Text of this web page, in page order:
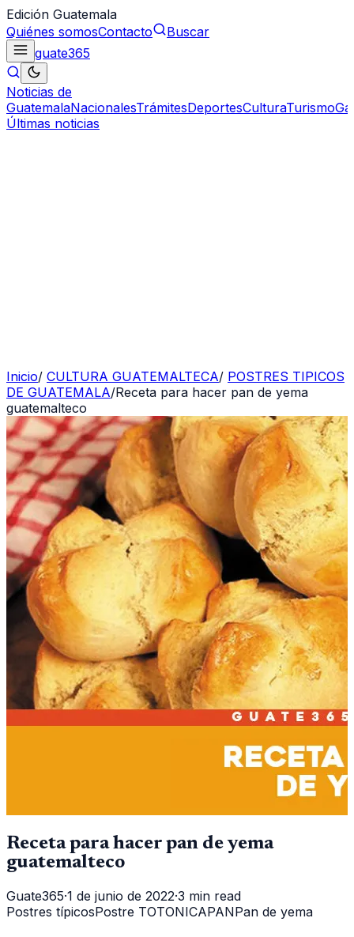
Edición Guatemala
Quiénes somosContacto
Buscar
guate365
Noticias de
GuatemalaNacionalesTrámitesDeportesCulturaTurismo
Últimas noticias
Inicio/ CULTURA GUATEMALTECA/ POSTRES TIPICOS
DE GUATEMALA/Receta para hacer pan de yema
guatemalteco
Receta para hacer pan de yema
guatemalteco
Guate365·1 de junio de 2022·3 min read
Postres típicosPostre TOTONICAPANPan de yema